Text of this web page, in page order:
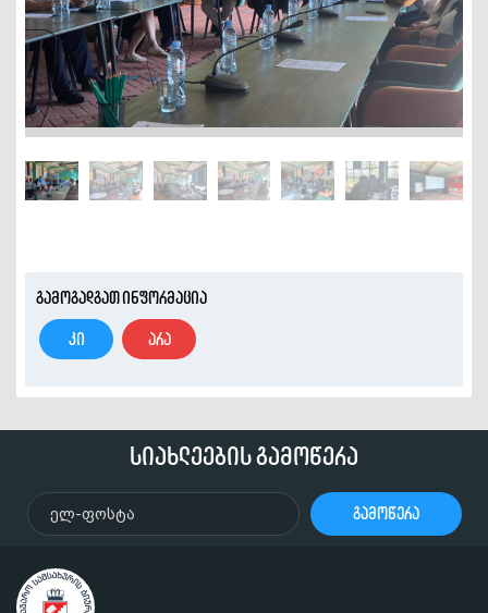
გამოგადგათ ინფორმაცია
კი
არა
სიახლეების გამოწერა
გამოწერა